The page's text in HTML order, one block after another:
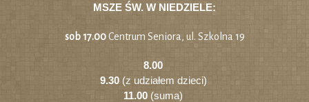
MSZE ŚW. W NIEDZIELE:
sob 17.00Centrum Seniora, ul. Szkolna 19
8.00
9.30(z udziałem dzieci)
11.00 (suma)